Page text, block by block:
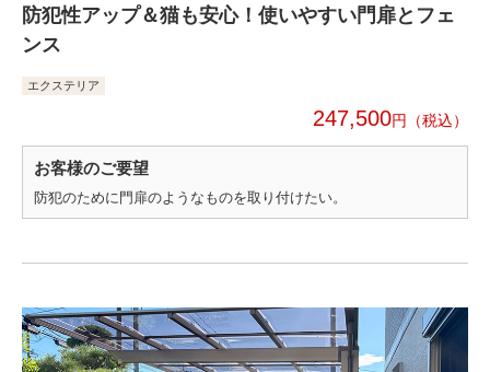
防犯性アップ＆猫も安心！使いやすい門扉とフェ
ンス
エクステリア
247,500円
お客様のご要望
防犯のために門扉のようなものを取り付けたい。